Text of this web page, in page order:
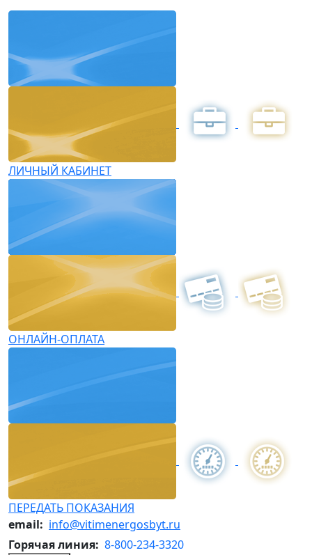
ЛИЧНЫЙ КАБИНЕТ
ОНЛАЙН-ОПЛАТА
ПЕРЕДАТЬ ПОКАЗАНИЯ
email: info@vitimenergosbyt.ru
Горячая линия: 8-800-234-3320